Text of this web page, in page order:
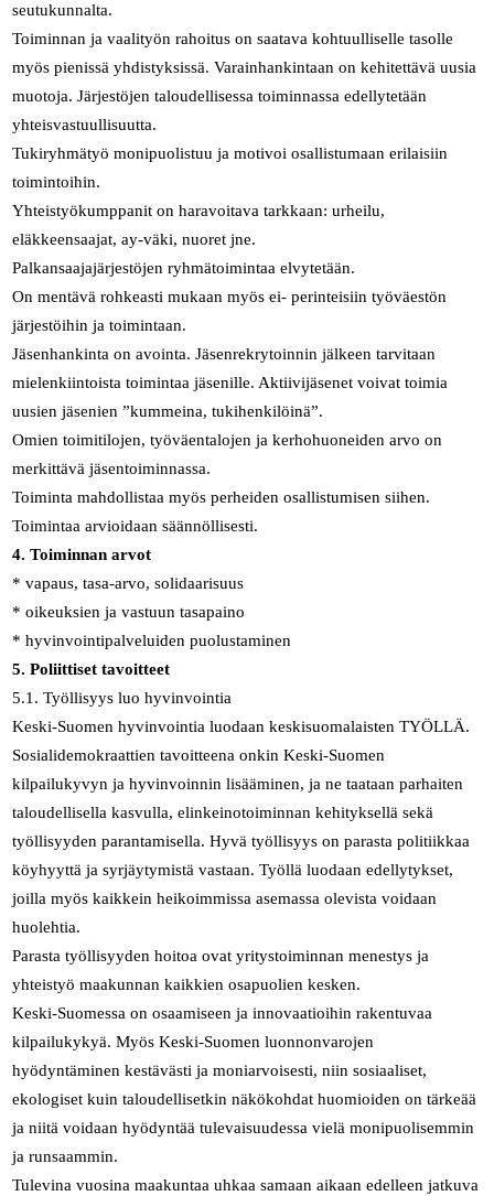
seutukunnalta.
Toiminnan ja vaalityön rahoitus on saatava kohtuulliselle tasolle
myös pienissä yhdistyksissä. Varainhankintaan on kehitettävä uusia
muotoja. Järjestöjen taloudellisessa toiminnassa edellytetään
yhteisvastuullisuutta.
Tukiryhmätyö monipuolistuu ja motivoi osallistumaan erilaisiin
toimintoihin.
Yhteistyökumppanit on haravoitava tarkkaan: urheilu,
eläkkeensaajat, ay-väki, nuoret jne.
Palkansaajajärjestöjen ryhmätoimintaa elvytetään.
On mentävä rohkeasti mukaan myös ei- perinteisiin työväestön
järjestöihin ja toimintaan.
Jäsenhankinta on avointa. Jäsenrekrytoinnin jälkeen tarvitaan
mielenkiintoista toimintaa jäsenille. Aktiivijäsenet voivat toimia
uusien jäsenien ”kummeina, tukihenkilöinä”.
Omien toimitilojen, työväentalojen ja kerhohuoneiden arvo on
merkittävä jäsentoiminnassa.
Toiminta mahdollistaa myös perheiden osallistumisen siihen.
Toimintaa arvioidaan säännöllisesti.
4. Toiminnan arvot
* vapaus, tasa-arvo, solidaarisuus
* oikeuksien ja vastuun tasapaino
* hyvinvointipalveluiden puolustaminen
5. Poliittiset tavoitteet
5.1. Työllisyys luo hyvinvointia
Keski-Suomen hyvinvointia luodaan keskisuomalaisten TYÖLLÄ.
Sosialidemokraattien tavoitteena onkin Keski-Suomen
kilpailukyvyn ja hyvinvoinnin lisääminen, ja ne taataan parhaiten
taloudellisella kasvulla, elinkeinotoiminnan kehityksellä sekä
työllisyyden parantamisella. Hyvä työllisyys on parasta politiikkaa
köyhyyttä ja syrjäytymistä vastaan. Työllä luodaan edellytykset,
joilla myös kaikkein heikoimmissa asemassa olevista voidaan
huolehtia.
Parasta työllisyyden hoitoa ovat yritystoiminnan menestys ja
yhteistyö maakunnan kaikkien osapuolien kesken.
Keski-Suomessa on osaamiseen ja innovaatioihin rakentuvaa
kilpailukykyä. Myös Keski-Suomen luonnonvarojen
hyödyntäminen kestävästi ja moniarvoisesti, niin sosiaaliset,
ekologiset kuin taloudellisetkin näkökohdat huomioiden on tärkeää
ja niitä voidaan hyödyntää tulevaisuudessa vielä monipuolisemmin
ja runsaammin.
Tulevina vuosina maakuntaa uhkaa samaan aikaan edelleen jatkuva